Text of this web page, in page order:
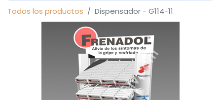
Todos los productos Dispensador - G114-11